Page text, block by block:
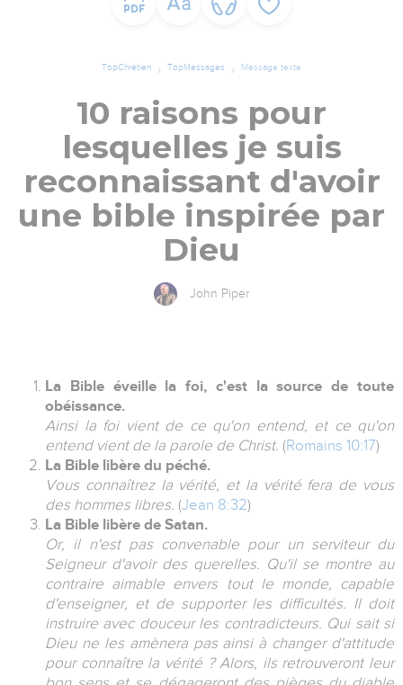
TopChrétien TopMessages Message texte
10 raisons pour
lesquelles je suis
reconnaissant d'avoir
une bible inspirée par
Dieu
John Piper
La Bible éveille la foi, c'est la source de toute
obéissance.
Ainsi la foi vient de ce qu'on entend, et ce qu'on
entend vient de la parole de Christ. (Romains 10:17)
La Bible libère du péché.
Vous connaîtrez la vérité, et la vérité fera de vous
des hommes libres. (Jean 8:32)
La Bible libère de Satan.
Or, il n'est pas convenable pour un serviteur du
Seigneur d'avoir des querelles. Qu'il se montre au
contraire aimable envers tout le monde, capable
d'enseigner, et de supporter les difficultés. Il doit
instruire avec douceur les contradicteurs. Qui sait si
Dieu ne les amènera pas ainsi à changer d'attitude
pour connaître la vérité ? Alors, ils retrouveront leur